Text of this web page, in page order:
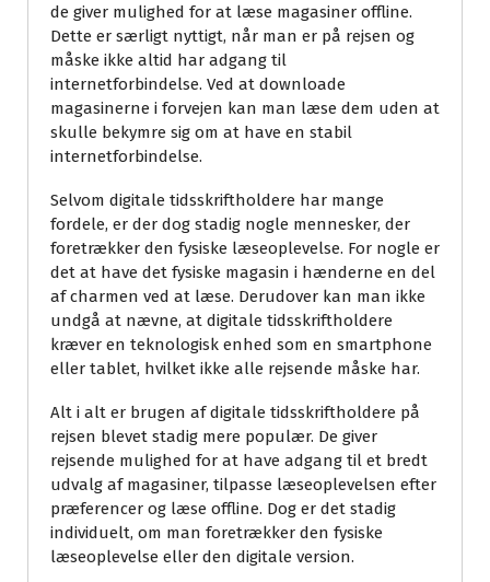
de giver mulighed for at læse magasiner offline.
Dette er særligt nyttigt, når man er på rejsen og
måske ikke altid har adgang til
internetforbindelse. Ved at downloade
magasinerne i forvejen kan man læse dem uden at
skulle bekymre sig om at have en stabil
internetforbindelse.
Selvom digitale tidsskriftholdere har mange
fordele, er der dog stadig nogle mennesker, der
foretrækker den fysiske læseoplevelse. For nogle er
det at have det fysiske magasin i hænderne en del
af charmen ved at læse. Derudover kan man ikke
undgå at nævne, at digitale tidsskriftholdere
kræver en teknologisk enhed som en smartphone
eller tablet, hvilket ikke alle rejsende måske har.
Alt i alt er brugen af digitale tidsskriftholdere på
rejsen blevet stadig mere populær. De giver
rejsende mulighed for at have adgang til et bredt
udvalg af magasiner, tilpasse læseoplevelsen efter
præferencer og læse offline. Dog er det stadig
individuelt, om man foretrækker den fysiske
læseoplevelse eller den digitale version.